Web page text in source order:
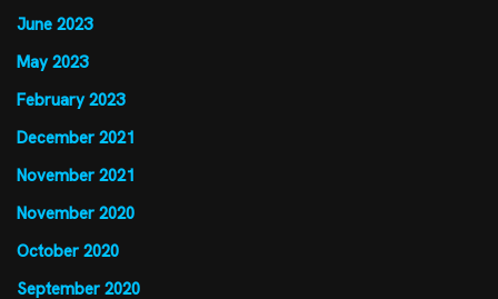
June 2023
May 2023
February 2023
December 2021
November 2021
November 2020
October 2020
September 2020